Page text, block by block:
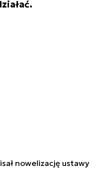
nowelizację ustawy